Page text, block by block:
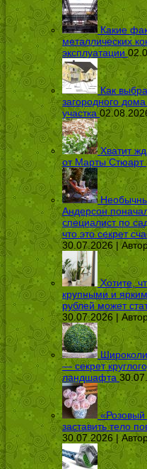
Какие
металлических
эксплуатации
Как
загородного
участка
Хватит
от Марты Стюарт
Андерсон
специалист по
что это секрет
30.07.2026 |
Хотите,
крупными и
рублей может
30.07.2026 |
— секрет
ландшафта
заставить тело
30.07.2026 |